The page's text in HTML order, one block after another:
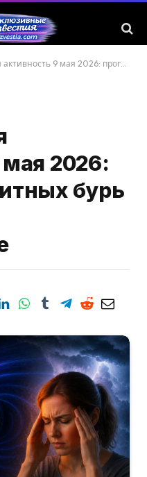
2026: прогноз магнитных бурь и влияние на самочувствие
2026:
бурь